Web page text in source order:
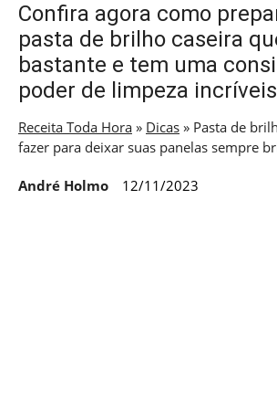
Confira agora como
pasta de brilho caseira
bastante e tem uma
poder de limpeza incríveis
Receita Toda Hora » Dicas » Pasta de
fazer para deixar suas panelas sempre
André Holmo 12/11/2023